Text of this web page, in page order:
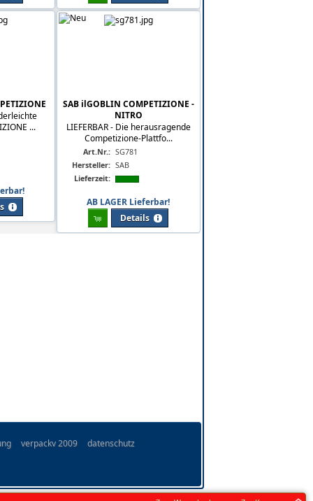
...
SAB ilGOBLIN COMPETIZIONE -
NITRO
LIEFERBAR - Die herausragende
Competizione-Plattfo...
Art.Nr.: SG781
Hersteller: SAB
Lieferzeit:
AB LAGER Lieferbar!
Details
verpackv 2009 datenschutz